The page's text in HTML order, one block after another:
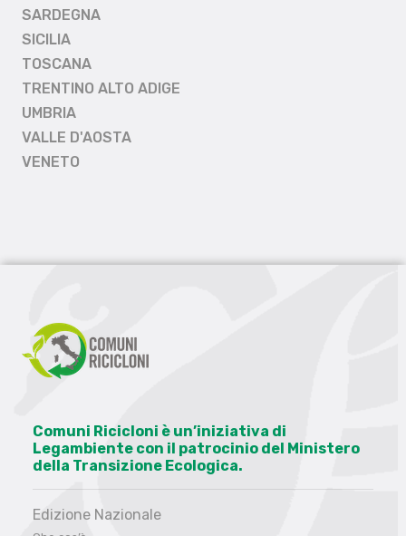
SARDEGNA
SICILIA
TOSCANA
TRENTINO ALTO ADIGE
UMBRIA
VALLE D'AOSTA
VENETO
Comuni Ricicloni è un’iniziativa di
Legambiente con il patrocinio del Ministero
della Transizione Ecologica.
Edizione Nazionale